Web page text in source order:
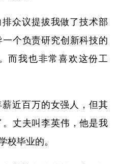
众议提拔我做了技术部
个负责研究创新科技的
而我也非常喜欢这份工
近百万的女强人，但其
丈夫叫李英伟，他是我
校毕业的。